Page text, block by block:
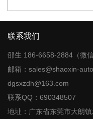
联系我们
邵生 186-6658-2884（微信
邮箱：sales@shaoxin-
dgsxzdh@163.com
联系QQ：690348507
地址：广东省东莞市大朗